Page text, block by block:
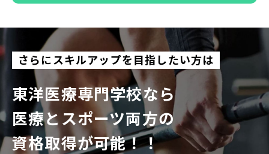
さらにスキルアップを目指したい方は
東洋医療専門学校なら
医療とスポーツ両方の
資格取得が可能！！